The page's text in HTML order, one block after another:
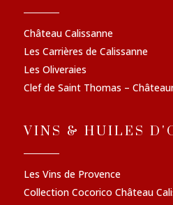
Château Calissanne
Les Carrières de Calissanne
Les Oliveraies
Clef de Saint Thomas –
VINS & HUILES
Les Vins de Provence
Collection Cocorico Château